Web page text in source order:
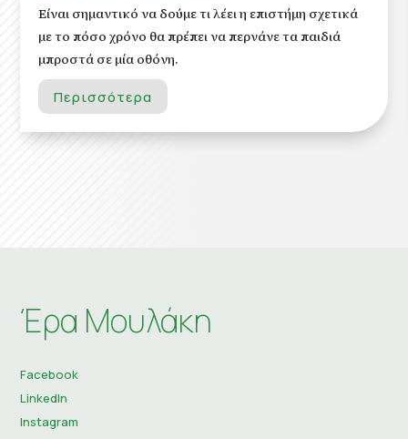
Είναι σημαντικό να δούμε τι λέει η επιστήμη σχετικά
με το πόσο χρόνο θα πρέπει να περνάνε τα παιδιά
μπροστά σε μία οθόνη.
Περισσότερα
Έρα Μουλάκη
Facebook
LinkedIn
Instagram